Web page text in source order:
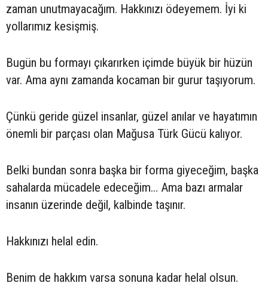
zaman unutmayacağım. Hakkınızı ödeyemem. İyi ki
yollarımız kesişmiş.
Bugün bu formayı çıkarırken içimde büyük bir hüzün
var. Ama aynı zamanda kocaman bir gurur taşıyorum.
Çünkü geride güzel insanlar, güzel anılar ve hayatımın
önemli bir parçası olan Mağusa Türk Gücü kalıyor.
Belki bundan sonra başka bir forma giyeceğim, başka
sahalarda mücadele edeceğim… Ama bazı armalar
insanın üzerinde değil, kalbinde taşınır.
Hakkınızı helal edin.
Benim de hakkım varsa sonuna kadar helal olsun.